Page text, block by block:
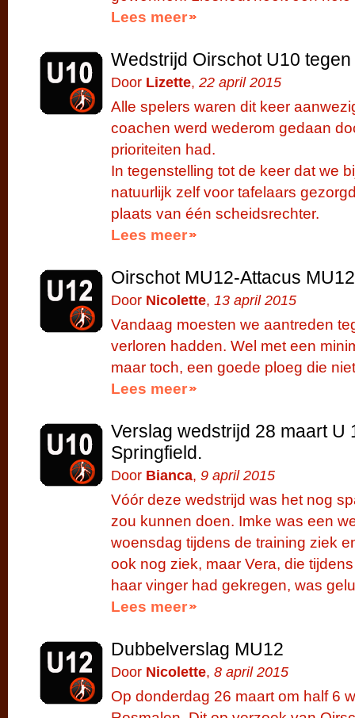
Lees meer
Wedstrijd Oirschot U10
Door Lizette, 22 april 2015
Alle spelers waren dit keer
coachen werd wederom gedaan
prioriteiten had.
In tegenstelling tot de keer dat we
natuurlijk zelf voor tafelaars
plaats van één scheidsrechter.
Lees meer
Oirschot MU12-Attacus MU12
Door Nicolette, 13 april 2015
Vandaag moesten we aantreden
verloren hadden. Wel met een
maar toch, een goede ploeg die
Lees meer
Verslag wedstrijd 28 maart U
Springfield.
Door Bianca, 9 april 2015
Vóór deze wedstrijd was het nog
zou kunnen doen. Imke was een
woensdag tijdens de training ziek
ook nog ziek, maar Vera, die
haar vinger had gekregen, was
Lees meer
Dubbelverslag MU12
Door Nicolette, 8 april 2015
Op donderdag 26 maart om half 6